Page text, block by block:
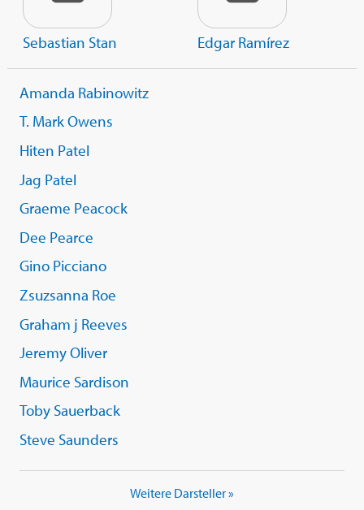
Sebastian Stan Edgar Ramírez
Amanda Rabinowitz
T. Mark Owens
Hiten Patel
Jag Patel
Graeme Peacock
Dee Pearce
Gino Picciano
Zsuzsanna Roe
Graham j Reeves
Jeremy Oliver
Maurice Sardison
Toby Sauerback
Steve Saunders
Weitere Darsteller »